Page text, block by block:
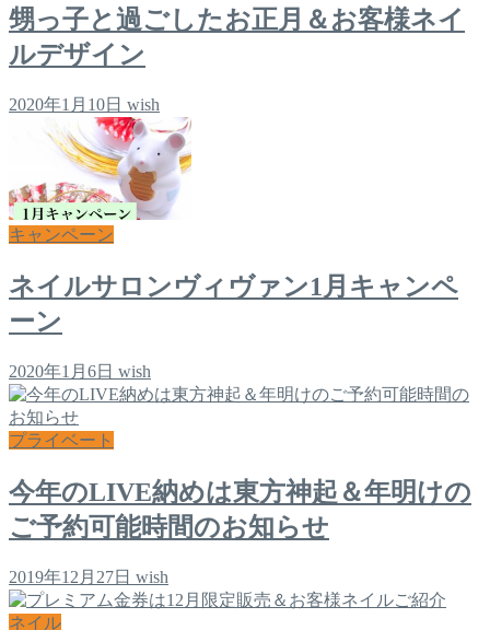
甥っ子と過ごしたお正月＆お客様ネイ
ルデザイン
2020年1月10日 wish
キャンペーン
ネイルサロンヴィヴァン1月キャンペ
ーン
2020年1月6日 wish
プライベート
今年のLIVE納めは東方神起＆年明けの
ご予約可能時間のお知らせ
2019年12月27日 wish
ネイル